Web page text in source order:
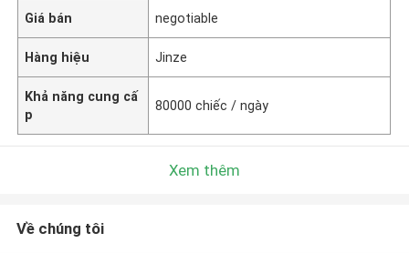
Giá bán negotiable
Hàng hiệu Jinze
Khả năng cung cấ
p
80000 chiếc / ngày
Xem thêm
Về chúng tôi